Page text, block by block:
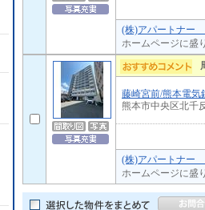
(株)アパートナー
ホームページに盛
藤崎宮前/熊本電気
熊本市中央区北千
(株)アパートナー
ホームページに盛